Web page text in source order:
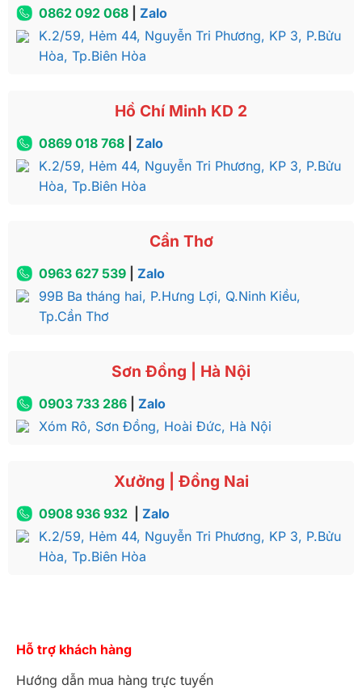
0862 092 068| Zalo
K.2/59, Hẻm 44, Nguyễn Tri Phương, KP 3, P.Bửu
Hòa, Tp.Biên Hòa
Hồ Chí Minh KD 2
0869 018 768| Zalo
K.2/59, Hẻm 44, Nguyễn Tri Phương, KP 3, P.Bửu
Hòa, Tp.Biên Hòa
Cần Thơ
0963 627 539| Zalo
99B Ba tháng hai, P.Hưng Lợi, Q.Ninh Kiều,
Tp.Cần Thơ
Sơn Đồng | Hà Nội
0903 733 286| Zalo
Xóm Rô, Sơn Đồng, Hoài Đức, Hà Nội
Xưởng | Đồng Nai
0908 936 932
Zalo
K.2/59, Hẻm 44, Nguyễn Tri Phương, KP 3, P.Bửu
Hòa, Tp.Biên Hòa
Hỗ trợ khách hàng
Hướng dẫn mua hàng trực tuyến